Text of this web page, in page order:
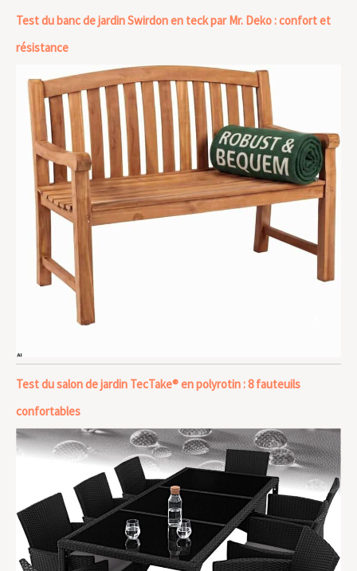
Test du banc de jardin Swirdon en teck par Mr. Deko : confort et
résistance
Test du salon de jardin TecTake® en polyrotin : 8 fauteuils
confortables